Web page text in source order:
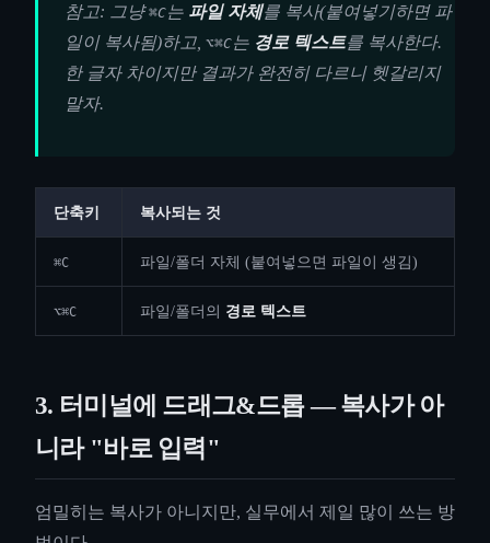
참고: 그냥⌘C는 파일 자체를 복사(붙여넣기하면 파
일이 복사됨)하고, ⌥⌘C는 경로 텍스트를 복사한다.
한 글자 차이지만 결과가 완전히 다르니 헷갈리지
말자.
단축키 복사되는 것
⌘C 파일/폴더 자체 (붙여넣으면 파일이 생김)
⌥⌘C 파일/폴더의 경로 텍스트
3. 터미널에 드래그&드롭 — 복사가 아
니라 "바로 입력"
엄밀히는 복사가 아니지만, 실무에서 제일 많이 쓰는 방